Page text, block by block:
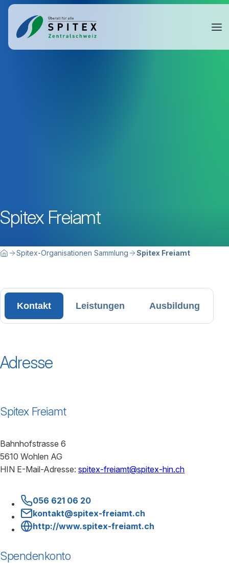
Spitex Freiamt
Breadcrumbnavigation
Sie befinden sich hier:
HomeSpitex-Organisationen Sammlung Spitex Freiamt
Kontakt Leistungen Ausbildung
Adresse
Spitex Freiamt
Bahnhofstrasse 6
5610 Wohlen AG
HIN E-Mail-Adresse: spitex-freiamt@spitex-hin.ch
056 621 06 20
kontakt@spitex-freiamt.ch
http://www.spitex-freiamt.ch
Spendenkonto